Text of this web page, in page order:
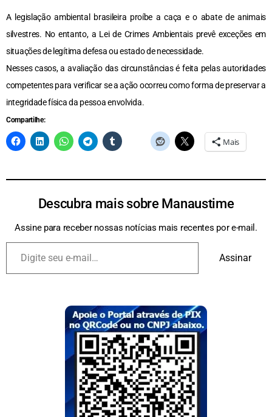
A legislação ambiental brasileira proíbe a caça e o abate de animais
silvestres. No entanto, a Lei de Crimes Ambientais prevê exceções em
situações de legítima defesa ou estado de necessidade.
Nesses casos, a avaliação das circunstâncias é feita pelas autoridades
competentes para verificar se a ação ocorreu como forma de preservar a
integridade física da pessoa envolvida.
Compartilhe:
Mais
Descubra mais sobre Manaustime
Assine para receber nossas notícias mais recentes por e-mail.
Assinar